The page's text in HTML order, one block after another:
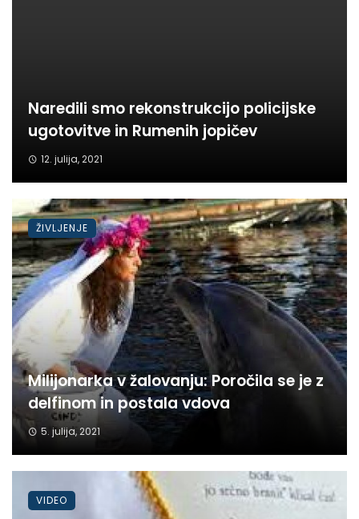
Naredili smo rekonstrukcijo policijske
ugotovitve in Rumenih jopičev
12. julija, 2021
Milijonarka v žalovanju: Poročila se je z
delfinom in postala vdova
5. julija, 2021
ŽIVLJENJE
VIDEO